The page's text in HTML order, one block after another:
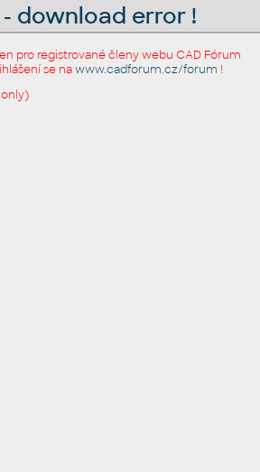
download error !
pro registrované členy webu CAD Fórum
se nawww.cadforum.cz/forum !